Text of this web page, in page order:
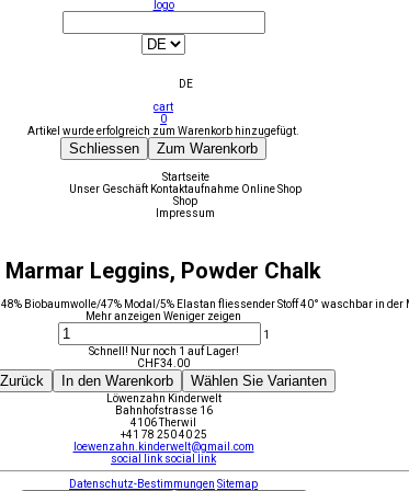
logo
DE
cart
0
Artikel wurde erfolgreich zum Warenkorb hinzugefügt.
Schliessen Zum Warenkorb
Startseite
Unser Geschäft Kontaktaufnahme Online Shop
Shop
Impressum
Marmar Leggins, Powder Chalk
Biobaumwolle/47% Modal/5% Elastan fliessender Stoff 40° waschbar in der
Mehr anzeigen Weniger zeigen
1
Schnell! Nur noch 1 auf Lager!
CHF34.00
Zurück In den Warenkorb Wählen Sie Varianten
Löwenzahn Kinderwelt
Bahnhofstrasse 16
4106 Therwil
+41 78 250 40 25
loewenzahn.kinderwelt@gmail.com
social link social link
Datenschutz-Bestimmungen Sitemap